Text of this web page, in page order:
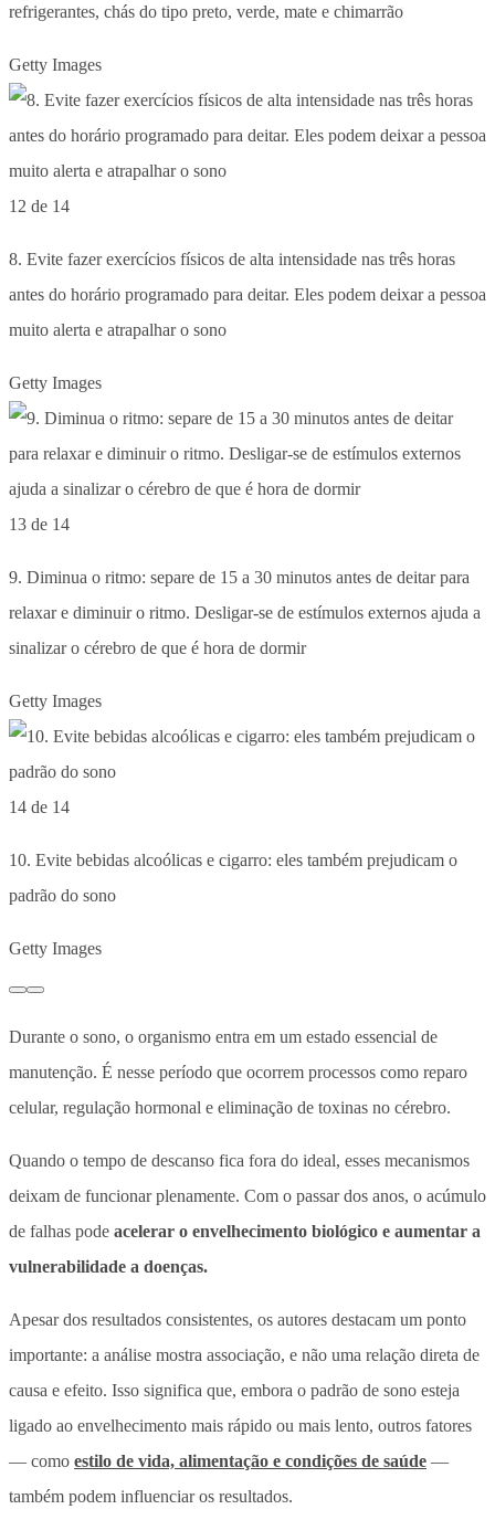
refrigerantes, chás do tipo preto, verde, mate e chimarrão
Getty Images
12 de 14
8. Evite fazer exercícios físicos de alta intensidade nas três horas
antes do horário programado para deitar. Eles podem deixar a pessoa
muito alerta e atrapalhar o sono
Getty Images
13 de 14
9. Diminua o ritmo: separe de 15 a 30 minutos antes de deitar para
relaxar e diminuir o ritmo. Desligar-se de estímulos externos ajuda a
sinalizar o cérebro de que é hora de dormir
Getty Images
14 de 14
10. Evite bebidas alcoólicas e cigarro: eles também prejudicam o
padrão do sono
Getty Images
Durante o sono, o organismo entra em um estado essencial de
manutenção. É nesse período que ocorrem processos como reparo
celular, regulação hormonal e eliminação de toxinas no cérebro.
Quando o tempo de descanso fica fora do ideal, esses mecanismos
deixam de funcionar plenamente. Com o passar dos anos, o acúmulo
de falhas pode acelerar o envelhecimento biológico e aumentar a
vulnerabilidade a doenças.
Apesar dos resultados consistentes, os autores destacam um ponto
importante: a análise mostra associação, e não uma relação direta de
causa e efeito. Isso significa que, embora o padrão de sono esteja
ligado ao envelhecimento mais rápido ou mais lento, outros fatores
— como estilo de vida, alimentação e condições de saúde —
também podem influenciar os resultados.